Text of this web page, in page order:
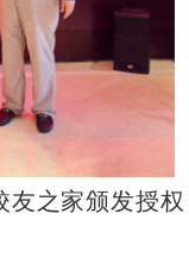
友之家颁发授权